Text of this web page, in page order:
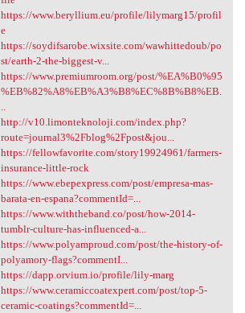
https://www.beryllium.eu/profile/lilymarg15/profil
e
https://soydifsarobe.wixsite.com/wawhittedoub/po
st/earth-2-the-biggest-v...
https://www.premiumroom.org/post/%EA%B0%95
%EB%82%A8%EB%A3%B8%EC%8B%B8%EB.
http://v10.limonteknoloji.com/index.php?
route=journal3%2Fblog%2Fpost&jou...
https://fellowfavorite.com/story19924961/farmers-
insurance-little-rock
https://www.ebepexpress.com/post/empresa-mas-
barata-en-espana?commentId=...
https://www.withtheband.co/post/how-2014-
tumblr-culture-has-influenced-a...
https://www.polyamproud.com/post/the-history-of-
polyamory-flags?commentI...
https://dapp.orvium.io/profile/lily-marg
https://www.ceramiccoatexpert.com/post/top-5-
ceramic-coatings?commentId=...